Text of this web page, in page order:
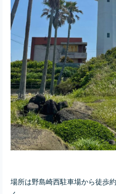
場所は野島崎西駐車場から徒歩